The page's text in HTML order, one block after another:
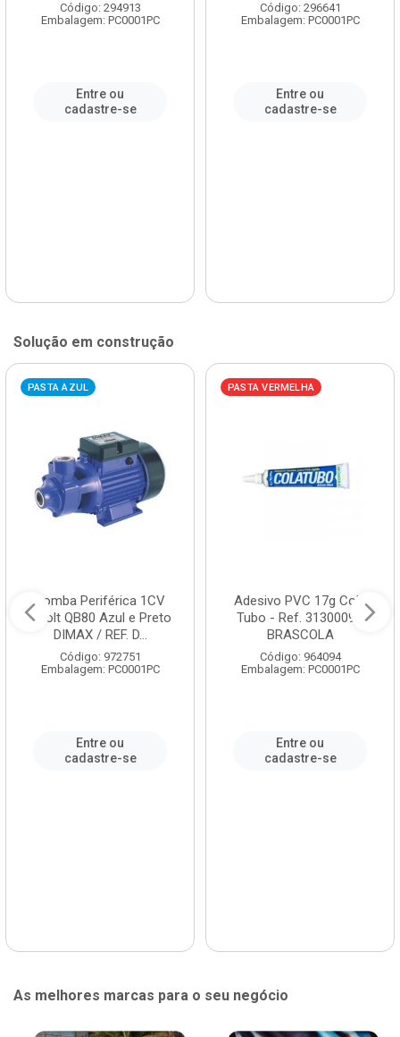
Código: 294913
Embalagem: PC0001PC
Entre ou
cadastre-se
Código: 296641
Embalagem: PC0001PC
Entre ou
cadastre-se
Solução em construção
PASTA AZUL
Bomba Periférica 1CV
Bivolt QB80 Azul e Preto
DIMAX / REF. D...
Código: 972751
Embalagem: PC0001PC
Entre ou
cadastre-se
PASTA VERMELHA
Adesivo PVC 17g Cola
Tubo - Ref. 3130009 -
BRASCOLA
Código: 964094
Embalagem: PC0001PC
Entre ou
cadastre-se
As melhores marcas para o seu negócio